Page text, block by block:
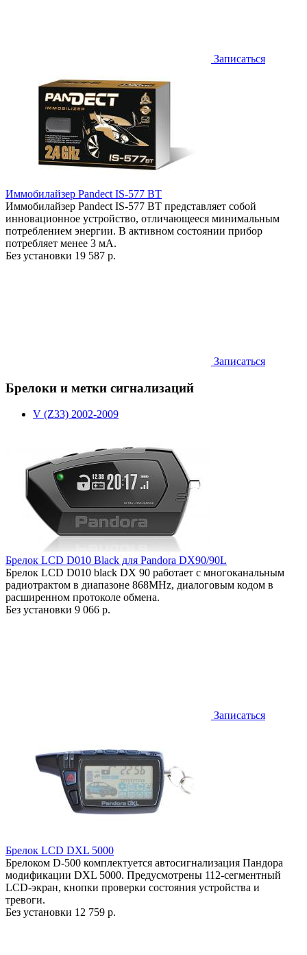
Записаться
Иммобилайзер Pandect IS-577 BT
Иммобилайзер Pandect IS-577 BT представляет собой
инновационное устройство, отличающееся минимальным
потреблением энергии. В активном состоянии прибор
потребляет менее 3 мА.
Без установки 19 587 р.
Записаться
Брелоки и метки сигнализаций
V (Z33) 2002-2009
Брелок LCD D010 Black для Pandora DX90/90L
Брелок LCD D010 black DX 90 работает c многоканальным
радиотрактом в диапазоне 868MHz, диалоговым кодом в
расширенном протоколе обмена.
Без установки 9 066 р.
Записаться
Брелок LCD DXL 5000
Брелоком D-500 комплектуется автосигнализация Пандора
модификации DXL 5000. Предусмотрены 112-сегментный
LCD-экран, кнопки проверки состояния устройства и
тревоги.
Без установки 12 759 р.